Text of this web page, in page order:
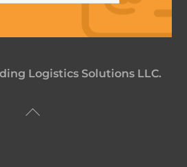
Logistics Solutions LLC.
Back